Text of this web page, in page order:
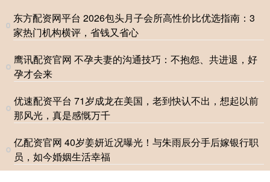
东方配资网平台 2026包头月子会所高性价比优选指南：3
家热门机构横评，省钱又省心
鹰讯配资官网 不孕夫妻的沟通技巧：不抱怨、共进退，好
孕才会来
优速配资平台 71岁成龙在美国，老到快认不出，想起以前
那风光，真是感慨万千
亿配资官网 40岁姜妍近况曝光！与朱雨辰分手后嫁银行职
员，如今婚姻生活幸福